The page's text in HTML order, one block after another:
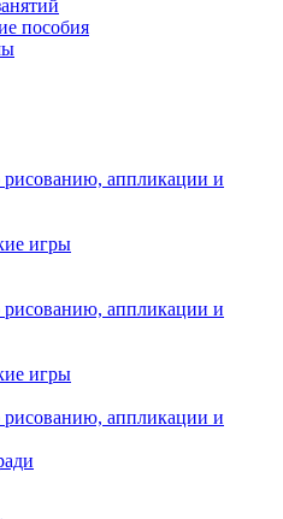
пособия
аппликации и
игры
аппликации и
игры
аппликации и